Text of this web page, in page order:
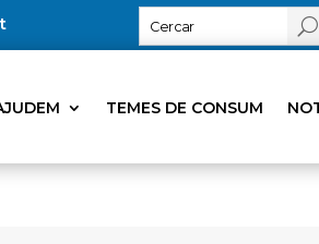
TEMES DE CONSUM